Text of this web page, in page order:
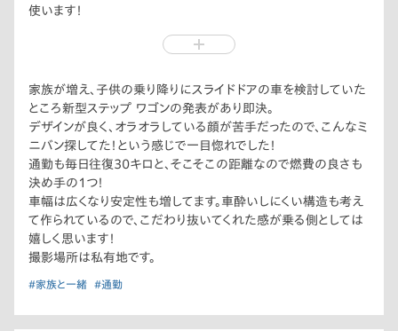
使います！
家族が増え、子供の乗り降りにスライドドアの車を検討していた
ところ新型ステップ ワゴンの発表があり即決。
デザインが良く、オラオラしている顔が苦手だったので、こんなミ
ニバン探してた！という感じで一目惚れでした！
通勤も毎日往復30キロと、そこそこの距離なので燃費の良さも
決め手の1つ！
車幅は広くなり安定性も増してます。車酔いしにくい構造も考え
て作られているので、こだわり抜いてくれた感が乗る側としては
嬉しく思います！
撮影場所は私有地です。
#家族と一緒 #通勤